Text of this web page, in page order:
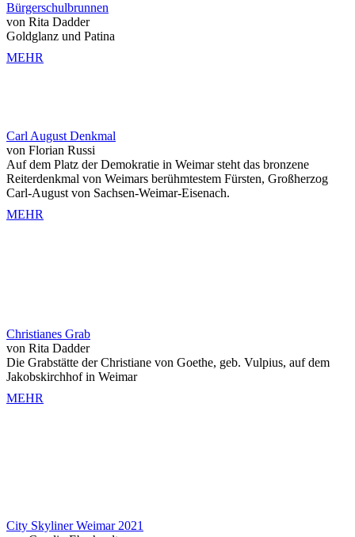
Bürgerschulbrunnen
von Rita Dadder
Goldglanz und Patina
MEHR
Carl August Denkmal
von Florian Russi
Auf dem Platz der Demokratie in Weimar steht das bronzene
Reiterdenkmal von Weimars berühmtestem Fürsten, Großherzog
Carl-August von Sachsen-Weimar-Eisenach.
MEHR
Christianes Grab
von Rita Dadder
Die Grabstätte der Christiane von Goethe, geb. Vulpius, auf dem
Jakobskirchhof in Weimar
MEHR
City Skyliner Weimar 2021